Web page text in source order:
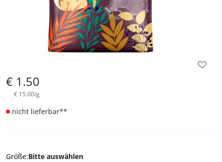
€ 1.50
€ 15.00/g
nicht lieferbar**
Größe:Bitte auswählen